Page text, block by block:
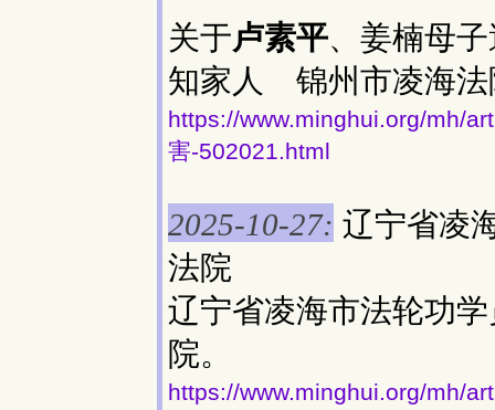
关于卢素平、姜楠母
知家人 锦州市凌海法
https://www.minghui.org/mh/
害-502021.html
2025-10-27: 辽宁省凌
法院
辽宁省凌海市法轮功
院。
https://www.minghui.org/mh/